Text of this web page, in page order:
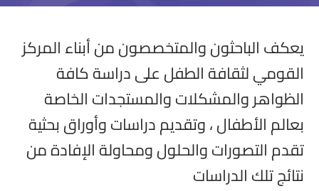
يعكف الباحثون والمتخصصون من أبناء المركز
القومي لثقافة الطفل على دراسة كافة
الظواهر والمشكلات والمستجدات الخاصة
بعالم الأطفال ، وتقديم دراسات وأوراق بحثية
تقدم التصورات والحلول ومحاولة الإفادة من
نتائج تلك الدراسات